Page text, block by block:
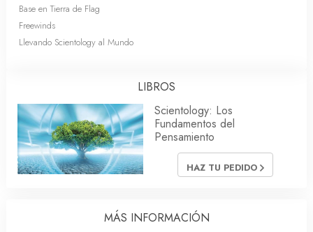
Base en Tierra de Flag
Freewinds
Llevando Scientology al Mundo
LIBROS
Scientology: Los
Fundamentos del
Pensamiento
HAZ TU PEDIDO
MÁS INFORMACIÓN